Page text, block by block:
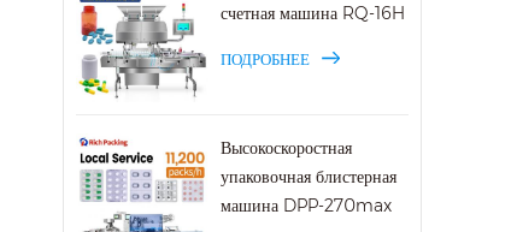
счетная машина RQ-16H
ПОДРОБНЕЕ
Высокоскоростная
упаковочная блистерная
машина DPP-270max